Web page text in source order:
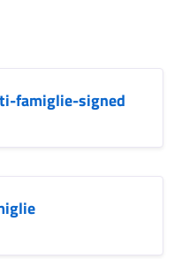
famiglie-signed